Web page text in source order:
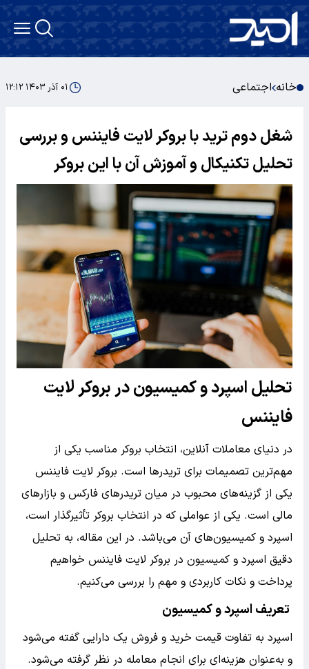
خانه اجتماعی ۰۱ آذر ۱۴۰۳ ۱۲:۱۲
شغل دوم ترید با بروکر لایت فایننس و بررسی
تحلیل تکنیکال و آموزش آن با این بروکر
تحلیل اسپرد و کمیسیون در بروکر لایت
فایننس
در دنیای معاملات آنلاین، انتخاب بروکر مناسب یکی از
مهم‌ترین تصمیمات برای تریدرها است. بروکر لایت فایننس
یکی از گزینه‌های محبوب در میان تریدرهای فارکس و بازارهای
مالی است. یکی از عواملی که در انتخاب بروکر تأثیرگذار است،
اسپرد و کمیسیون‌های آن می‌باشد. در این مقاله، به تحلیل
دقیق اسپرد و کمیسیون در بروکر لایت فایننس خواهیم
پرداخت و نکات کاربردی و مهم را بررسی می‌کنیم.
تعریف اسپرد و کمیسیون
اسپرد به تفاوت قیمت خرید و فروش یک دارایی گفته می‌شود
و به‌عنوان هزینه‌ای برای انجام معامله در نظر گرفته می‌شود.